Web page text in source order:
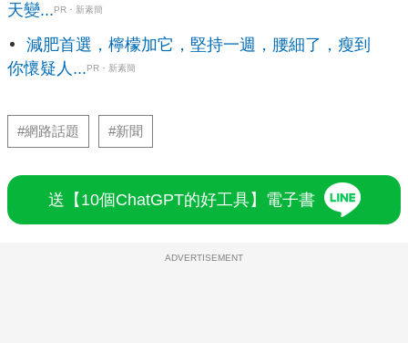
天變...PR・新素簡
減肥首選，檸檬加它，堅持一週，腰細了，瘦到
你懷疑人...PR・新素簡
#網路話題 #新聞
送【10個ChatGPT的好工具】電子書
ADVERTISEMENT